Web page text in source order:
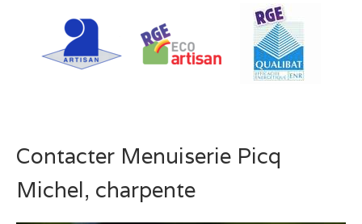
Contacter Menuiserie Picq
Michel, charpente